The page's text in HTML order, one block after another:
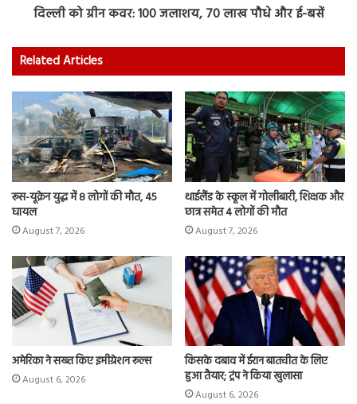
दिल्ली को ग्रीन कवर: 100 जलाशय, 70 लाख पौधे और ई-बसें
Related Articles
रूस-यूक्रेन युद्ध में 8 लोगों की मौत, 45
घायल
August 7, 2026
थाईलैंड के स्कूल में गोलीबारी, शिक्षक और
छात्र समेत 4 लोगों की मौत
August 7, 2026
अमेरिका ने सख्त किए इमीग्रेशन रूल्स
August 6, 2026
किसके दबाव में ईरान बातचीत के लिए
हुआ तैयार; ट्रंप ने किया खुलासा
August 6, 2026